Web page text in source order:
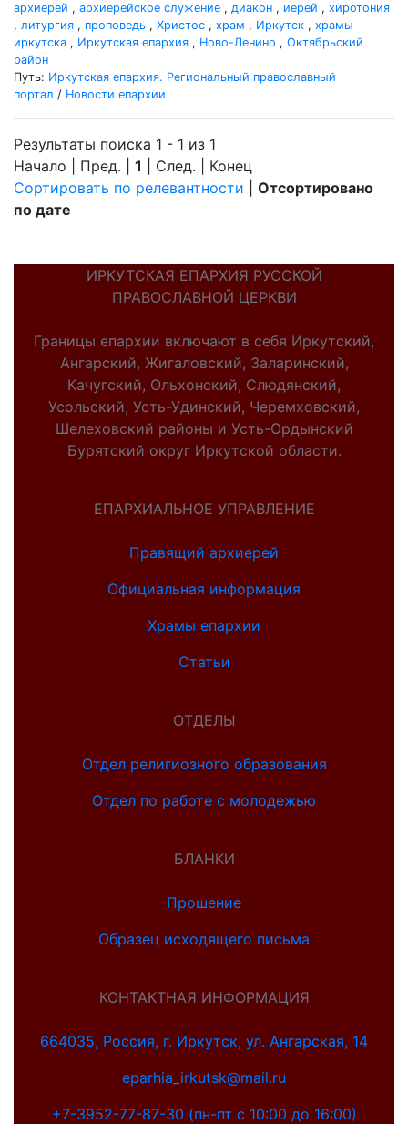
архиерей , архиерейское служение , диакон , иерей , хиротония
, литургия , проповедь , Христос , храм , Иркутск , храмы
иркутска , Иркутская епархия , Ново-Ленино , Октябрьский
район
Путь: Иркутская епархия. Региональный православный
портал / Новости епархии
Результаты поиска 1 - 1 из 1
Начало | Пред. | 1 | След. | Конец
Сортировать по релевантности
Отсортировано
по дате
ИРКУТСКАЯ ЕПАРХИЯ РУССКОЙ
ПРАВОСЛАВНОЙ ЦЕРКВИ
Границы епархии включают в себя Иркутский,
Ангарский, Жигаловский, Заларинский,
Качугский, Ольхонский, Слюдянский,
Усольский, Усть-Удинский, Черемховский,
Шелеховский районы и Усть-Ордынский
Бурятский округ Иркутской области.
ЕПАРХИАЛЬНОЕ УПРАВЛЕНИЕ
Правящий архиерей
Официальная информация
Храмы епархии
Статьи
ОТДЕЛЫ
Отдел религиозного образования
Отдел по работе с молодежью
БЛАНКИ
Прошение
Образец исходящего письма
КОНТАКТНАЯ ИНФОРМАЦИЯ
664035, Россия, г. Иркутск, ул. Ангарская, 14
eparhia_irkutsk@mail.ru
+7-3952-77-87-30 (пн-пт с 10:00 до 16:00)